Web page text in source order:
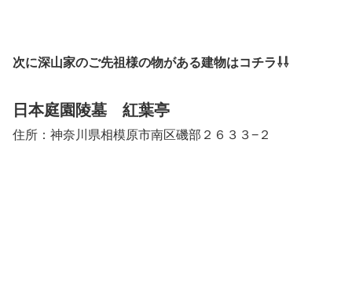
次に深山家のご先祖様の物がある建物はコチラ⇩⇩
日本庭園陵墓 紅葉亭
住所：神奈川県相模原市南区磯部２６３３−２